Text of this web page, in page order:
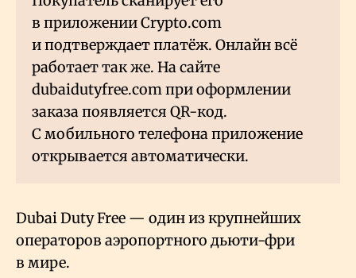
в приложении Crypto.com
и подтверждает платёж. Онлайн всё
работает так же. На сайте
dubaidutyfree.com при оформлении
заказа появляется QR-код.
С мобильного телефона приложение
открывается автоматически.
Dubai Duty Free — один из крупнейших
операторов аэропортного дьюти-фри
в мире.